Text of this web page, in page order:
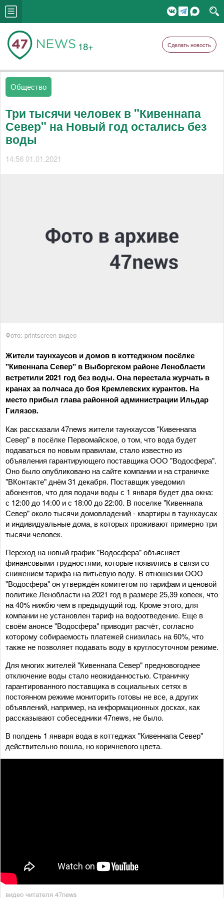
18+ Сделать новость
Общество
Три тысячи человек в "Кивеннапа
Север" на Новый год остались без
воды
14:56 01.01.2021
Фото: printscreen видео
Жители таунхаусов и домов в коттеджном посёлке
"Кивеннапа Север" в Выборгском районе Ленобласти
встретили 2021 год без воды. Она перестала журчать в
кранах за полчаса до боя Кремлевских курантов. На
место прибыл глава районной администрации Ильдар
Гилязов.
Как рассказали 47news жители таунхаусов "Кивеннапа
Север" в посёлке Первомайское, о том, что вода будет
подаваться по новым правилам, стало известно из
объявления гарантирующего поставщика ООО "Водосфера".
Оно было опубликовано на сайте компании и на страничке
"ВКонтакте" днём 31 декабря. Поставщик уведомил
абонентов, что для подачи воды с 1 января будет два окна:
с 12:00 до 14:00 и с 18:00 до 22:00. В поселке "Кивеннапа
Север" около тысячи домовладений - квартиры в таунхаусах
и индивидуальные дома, в которых проживают примерно три
тысячи человек.
Переход на новый график "Водосфера" объясняет
финансовыми трудностями, которые появились в связи со
снижением тарифа на питьевую воду. В отношении ООО
"Водосфера" он утверждён комитетом по тарифам и ценовой
политике Ленобласти на 2021 год в размере 25,39 копеек, что
на 40% нижбю чем в предыдущий год. Кроме этого, для
компании не установлен тариф на водоотведение. Еще в
своём анонсе "Водосфера" приводит расчёт, согласно
которому собираемость платежей снизилась на 60%, что
также не позволяет подавать воду в круглосуточном режиме.
Для многих жителей "Кивеннапа Север" предновогоднее
отключение воды стало неожиданностью. Страничку
гарантированного поставщика в социальных сетях в
постоянном режиме мониторить готовы не все, а других
объявлений, например, на информационных досках, как
рассказывают собеседники 47news, не было.
В полдень 1 января вода в коттеджах "Кивеннапа Север"
действительно пошла, но коричневого цвета.
видео читателя 47news